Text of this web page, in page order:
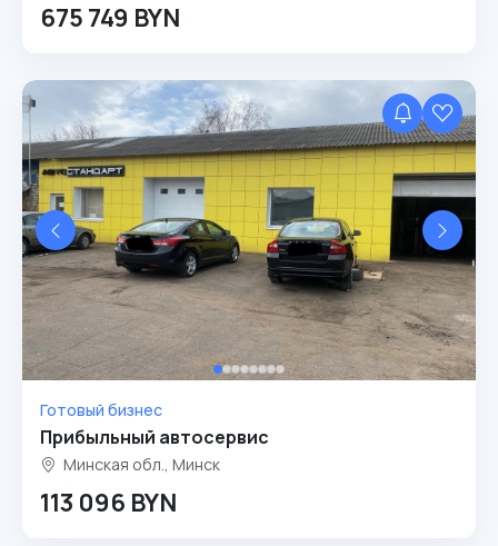
675 749 BYN
Готовый бизнес
Прибыльный автосервис
Минская обл., Минск
113 096 BYN